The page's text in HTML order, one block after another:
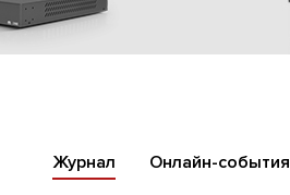
Журнал Онлайн-события